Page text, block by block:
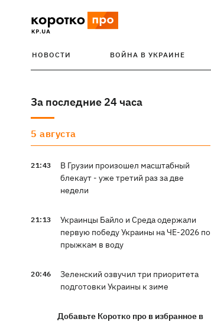
НОВОСТИ ВОЙНА В УКРАИНЕ
За последние 24 часа
5 августа
21:43
В Грузии произошел масштабный
блекаут - уже третий раз за две
недели
21:13
Украинцы Байло и Среда одержали
первую победу Украины на ЧЕ-2026 по
прыжкам в воду
20:46
Зеленский озвучил три приоритета
подготовки Украины к зиме
Добавьте Коротко про в избранное в